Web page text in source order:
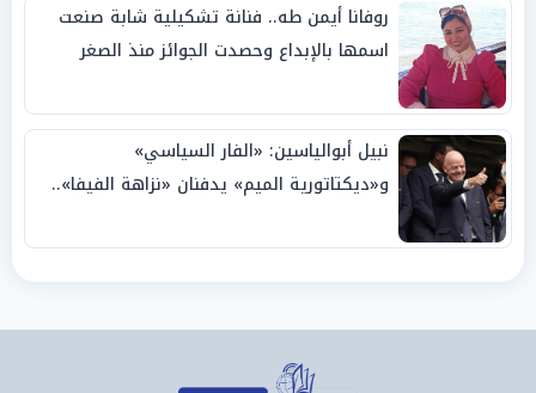
روفانا أيمن طه.. فنانة تشكيلية شابة صنعت
اسمها بالإبداع وحصدت الجوائز منذ الصغر
نبيل أبوالياسين: «الفار السياسي»
و«ديكتاتورية الميم» يدفنان «نزاهة الفيفا»..